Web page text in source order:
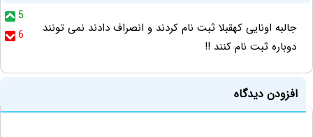
5
6
جالبه اونایی کهقبلا ثبت نام کردند و انصراف دادند نمی تونند
دوباره ثبت نام کنند !!
افزودن دیدگاه